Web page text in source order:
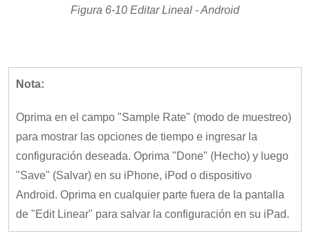
Figura 6-10 Editar Lineal - Android
Nota:
Oprima en el campo "Sample Rate" (modo de muestreo)
para mostrar las opciones de tiempo e ingresar la
configuración deseada. Oprima "Done" (Hecho) y luego
"Save" (Salvar) en su iPhone, iPod o dispositivo
Android. Oprima en cualquier parte fuera de la pantalla
de "Edit Linear" para salvar la configuración en su iPad.